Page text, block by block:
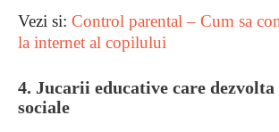
Vezi si: Control parental – Cum sa
la internet al copilului
4. Jucarii educative care
sociale